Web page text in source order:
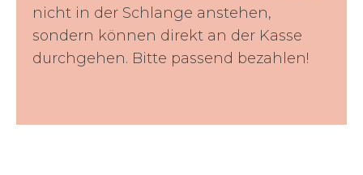
nicht in der Schlange anstehen,
sondern können direkt an der Kasse
durchgehen. Bitte passend bezahlen!